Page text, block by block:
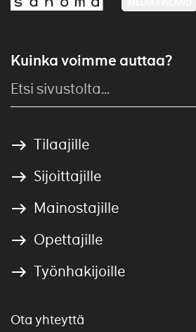
Kuinka voimme auttaa?
Tilaajille
Sijoittajille
Mainostajille
Opettajille
Työnhakijoille
Ota yhteyttä